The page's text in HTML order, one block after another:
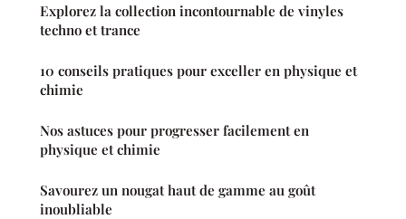
Explorez la collection incontournable de vinyles
techno et trance
10 conseils pratiques pour exceller en physique et
chimie
Nos astuces pour progresser facilement en
physique et chimie
Savourez un nougat haut de gamme au goût
inoubliable